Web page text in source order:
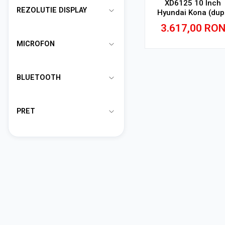
REZOLUTIE DISPLAY
MICROFON
BLUETOOTH
PRET
XD6125 10 Inch
Hyundai Kona
2017), 8 GB, 256 GB,
QLED 2K
3.617,00 RON